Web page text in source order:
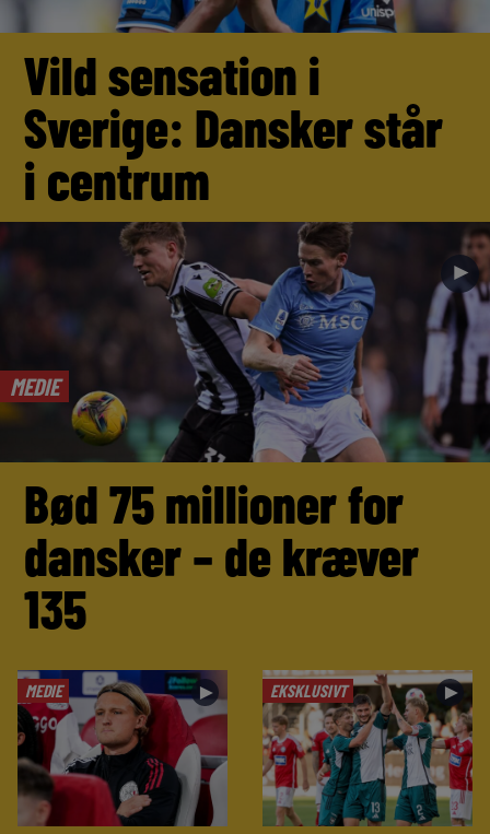
Vild sensation i
Sverige: Dansker står
i centrum
MEDIE
►
Bød 75 millioner for
dansker – de kræver
135
MEDIE ► EKSKLUSIVT ►